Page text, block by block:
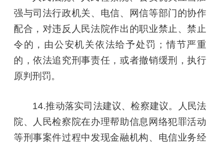
强与司法行政机关、电信、网信等部门的协作
配合，对违反人民法院作出的职业禁止、禁止
令的，由公安机关依法给予处罚；情节严重
的，依法追究刑事责任，或者撤销缓刑，执行
原判刑罚。
14.推动落实司法建议、检察建议。人民法
院、人民检察院在办理帮助信息网络犯罪活动
等刑事案件过程中发现金融机构、电信业务经